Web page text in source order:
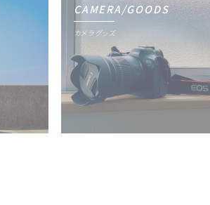
カメラグッズ
CAMERA/GOODS